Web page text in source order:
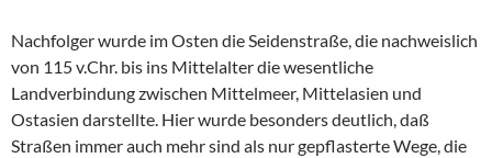
Nachfolger wurde im Osten die Seidenstraße, die nachweislich
von 115 v.Chr. bis ins Mittelalter die wesentliche
Landverbindung zwischen Mittelmeer, Mittelasien und
Ostasien darstellte. Hier wurde besonders deutlich, daß
Straßen immer auch mehr sind als nur gepflasterte Wege, die